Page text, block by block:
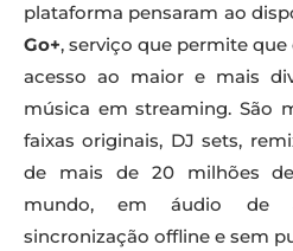
plataforma pensaram ao
Go+, serviço que permite
acesso ao maior e mais
música em streaming. São
faixas originais, DJ sets,
de mais de 20 milhões
mundo, em áudio de
sincronização offline e sem